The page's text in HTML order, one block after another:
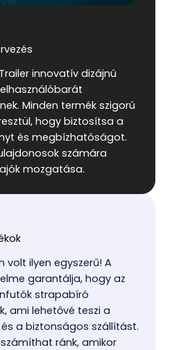
innovatív dizájnú
Minden termék szigorú
hogy biztosítsa a
és megbízhatóságot.
számára
mozgatása.
volt ilyen egyszerű! A
garantálja, hogy az
strapabíró
ami lehetővé teszi a
a biztonságos szállítást.
ránk, amikor